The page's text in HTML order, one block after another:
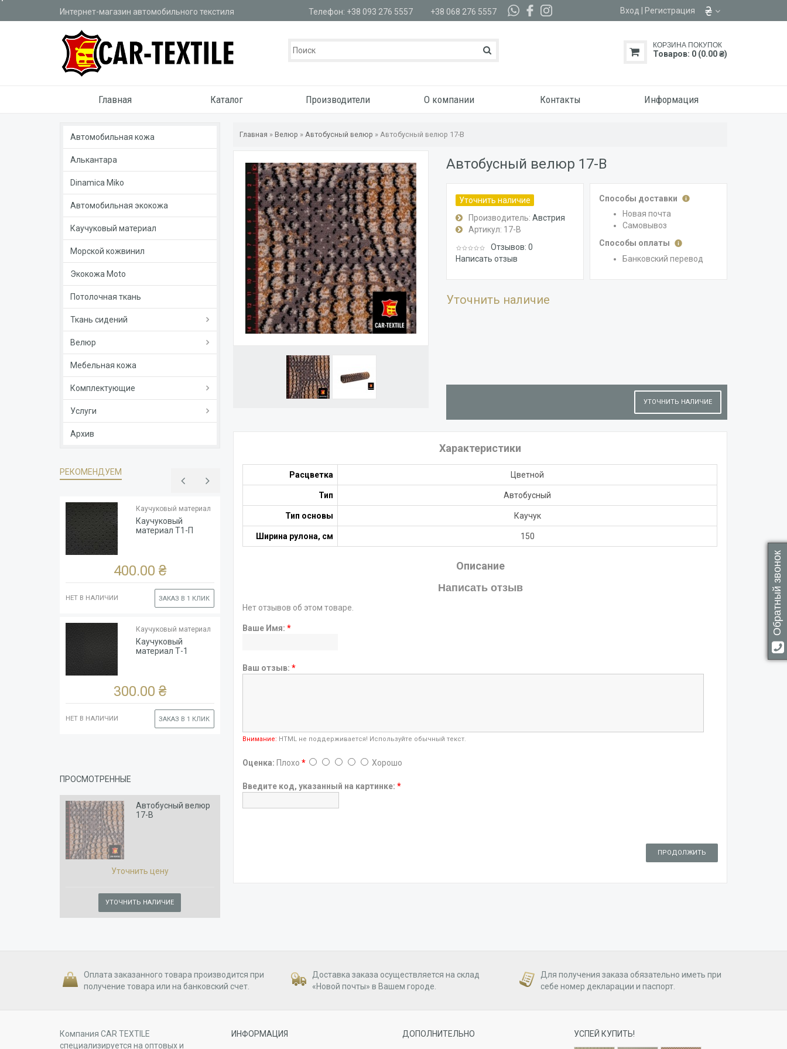
Обратный звонок
Интернет-магазин автомобильного текстиля Телефон: +38 093 276 5557 +38 068 276 5557 Вход Регистрация
КОРЗИНА ПОКУПОК
Товаров: 0 (0.00 ₴)
Главная Каталог Производители О компании Контакты Информация
Автомобильная кожа
Алькантара
Dinamica Miko
Автомобильная экокожа
Каучуковый материал
Морской кожвинил
Экокожа Moto
Потолочная ткань
Ткань сидений
Велюр
Мебельная кожа
Комплектующие
Услуги
Архив
РЕКОМЕНДУЕМ
основы
Каучук
Толщина
1.8
Цвет
Чёрный
Ширина
рулона,
см
140
Каучуковый материал
Каучуковый
материал Т1-П
400.00 ₴
НЕТ В НАЛИЧИИ ЗАКАЗ В 1 КЛИК
(глянцевый)
Чёрный
см
Каучуковый материал
Каучуковый
материал Т-1
300.00 ₴
НЕТ В НАЛИЧИИ ЗАКАЗ В 1 КЛИК
ПРОСМОТРЕННЫЕ
Автобусный велюр
17-B
Уточнить цену
УТОЧНИТЬ НАЛИЧИЕ
Главная » Велюр »Автобусный велюр »Автобусный велюр 17-B
Автобусный велюр 17-B
Уточнить наличие
Производитель: Австрия
Артикул: 17-B
Отзывов: 0
Написать отзыв
Способы доставки
Новая почта
Самовывоз
Способы оплаты
Банковский перевод
Уточнить наличие
УТОЧНИТЬ НАЛИЧИЕ
Характеристики
Расцветка Цветной
Тип Автобусный
Тип основы Каучук
Ширина рулона, см 150
Описание
Написать отзыв
Нет отзывов об этом товаре.
Ваше Имя:*
Ваш отзыв:*
Внимание: HTML не поддерживается! Используйте обычный текст.
Оценка: Плохо* Хорошо
Введите код, указанный на картинке:*
ПРОДОЛЖИТЬ
Оплата заказанного товара производится при
получение товара или на банковский счет.
Доставка заказа осуществляется на склад
«Новой почты» в Вашем городе.
Для получения заказа обязательно иметь при
себе номер декларации и паспорт.
Компания CAR TEXTILE
специализируется на оптовых и
ИНФОРМАЦИЯ
ДОПОЛНИТЕЛЬНО
УСПЕЙ КУПИТЬ!